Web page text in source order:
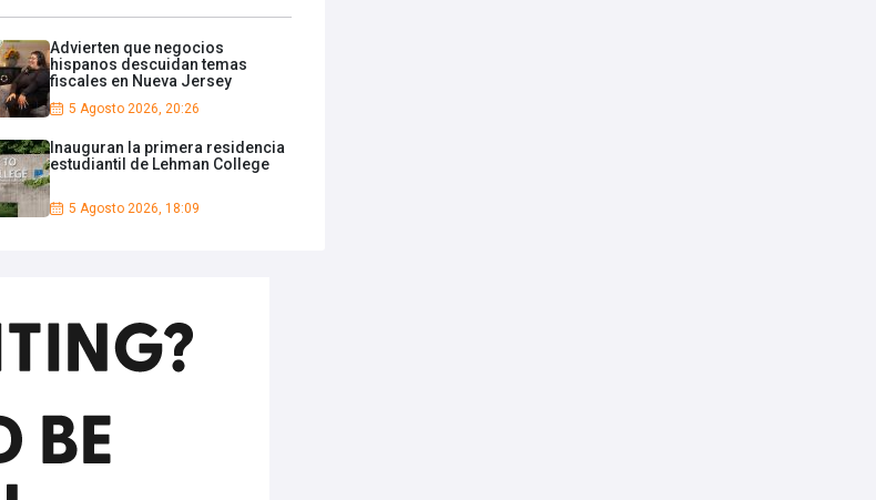
Advierten que negocios
hispanos descuidan temas
fiscales en Nueva Jersey
5 Agosto 2026, 20:26
Inauguran la primera residencia
estudiantil de Lehman College
5 Agosto 2026, 18:09